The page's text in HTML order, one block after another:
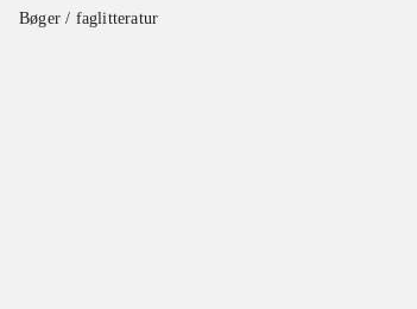
Bøger / faglitteratur